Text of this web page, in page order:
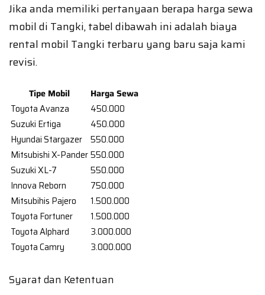
Jika anda memiliki pertanyaan berapa harga sewa
mobil di Tangki, tabel dibawah ini adalah biaya
rental mobil Tangki terbaru yang baru saja kami
revisi.
Tipe Mobil
Harga Sewa
Toyota Avanza
450.000
Suzuki Ertiga
450.000
Hyundai Stargazer
550.000
Mitsubishi X-Pander550.000
Suzuki XL-7
550.000
Innova Reborn
750.000
Mitsubihis Pajero
1.500.000
Toyota Fortuner
1.500.000
Toyota Alphard
3.000.000
Toyota Camry
3.000.000
Syarat dan Ketentuan